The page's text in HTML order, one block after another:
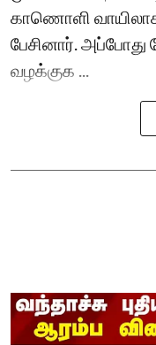
காணொளி
பேசினார். அப்போது
வழக்குக ...